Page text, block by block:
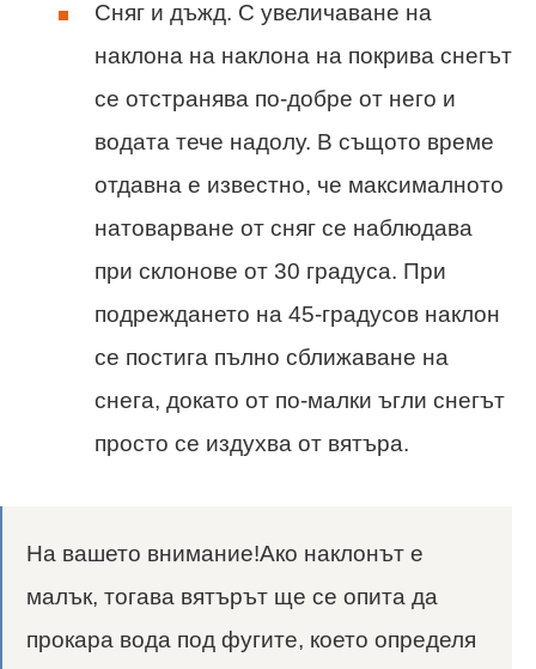
Сняг и дъжд. С увеличаване на
наклона на наклона на покрива снегът
се отстранява по-добре от него и
водата тече надолу. В същото време
отдавна е известно, че максималното
натоварване от сняг се наблюдава
при склонове от 30 градуса. При
подреждането на 45-градусов наклон
се постига пълно сближаване на
снега, докато от по-малки ъгли снегът
просто се издухва от вятъра.
На вашето внимание!Ако наклонът е
малък, тогава вятърът ще се опита да
прокара вода под фугите, което определя